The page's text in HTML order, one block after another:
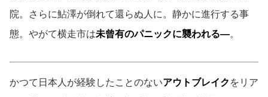
院。さらに鮎澤が倒れて還らぬ人に。静かに進行する事
態。やがて横走市は未曾有のパニックに襲われる―。
かつて日本人が経験したことのないアウトブレイク をリア